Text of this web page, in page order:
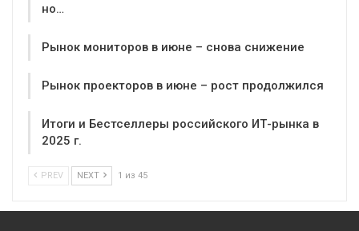
но…
Рынок мониторов в июне – снова снижение
Рынок проекторов в июне – рост продолжился
Итоги и Бестселлеры российского ИТ-рынка в
2025 г.
PREV NEXT 1 из 45